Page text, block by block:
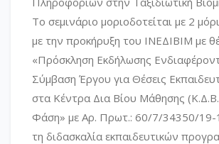
Το σεμινάριο μοριοδοτείται με 2
με την προκήρυξη του ΙΝΕΔΙΒΙΜ με
«Πρόσκληση Εκδήλωσης
Σύμβαση Έργου για Θέσεις
στα Κέντρα Δια Βίου Μάθησης
Φάση» με Αρ. Πρωτ.: 60/7/34350/19-
τη διδασκαλία εκπαιδευτικών